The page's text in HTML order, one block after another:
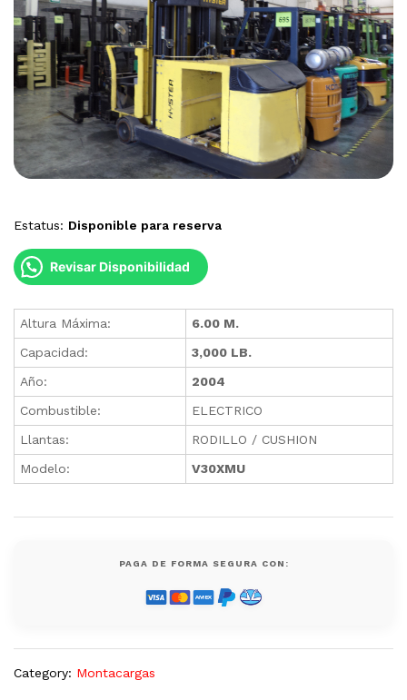
Estatus: Disponible para reserva
Revisar Disponibilidad
Altura Máxima:
6.00 M.
Capacidad:
3,000 LB.
Año:
2004
Combustible:
ELECTRICO
Llantas:
RODILLO / CUSHION
Modelo:
V30XMU
PAGA DE FORMA SEGURA CON:
Category: Montacargas